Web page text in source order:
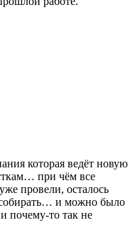
которая ведёт новую
при чём все
провели, осталось
и можно было
почему-то так не